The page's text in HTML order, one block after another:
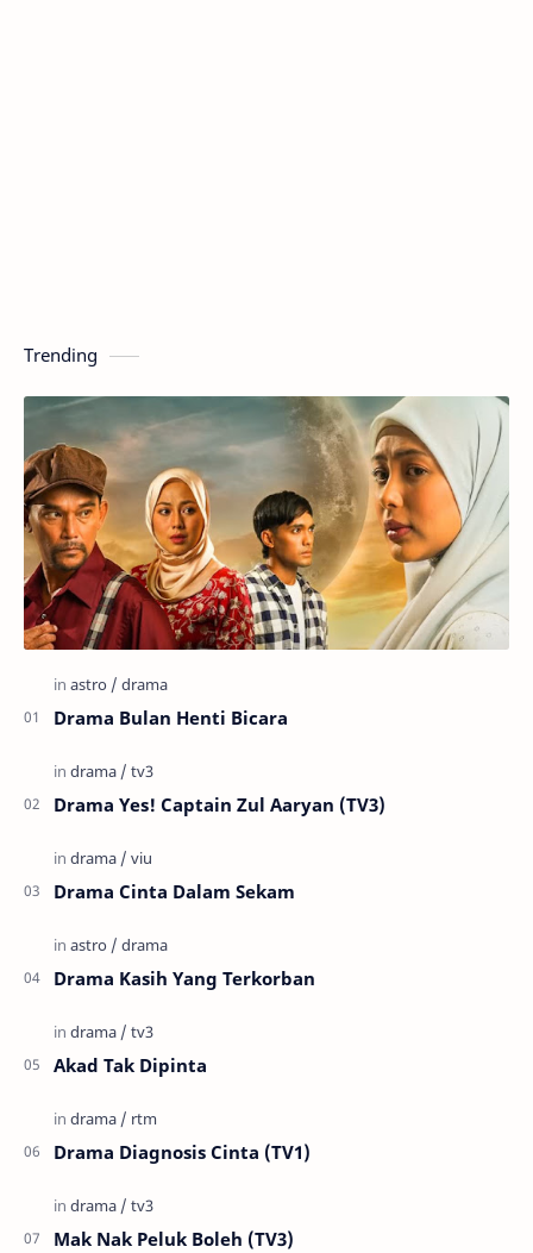
Trending
Drama Bulan Henti Bicara
Drama Yes! Captain Zul Aaryan (TV3)
Drama Cinta Dalam Sekam
Drama Kasih Yang Terkorban
Akad Tak Dipinta
Drama Diagnosis Cinta (TV1)
Mak Nak Peluk Boleh (TV3)